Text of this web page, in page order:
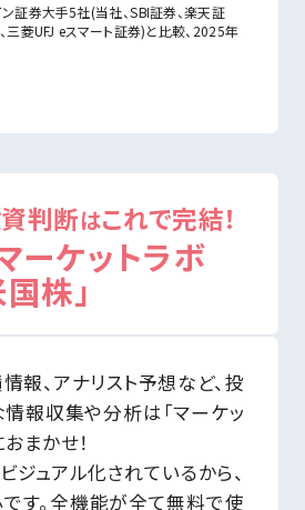
証券大手5社(当社、SBI証券、楽天証
三菱UFJ eスマート証券)と比較、2025年
判断はこれで完結！
ーケットラボ
株」
報、アナリスト予想など、投
報収集や分析は「マーケッ
まかせ！
ジュアル化されているから、
す。全機能が全て無料で使